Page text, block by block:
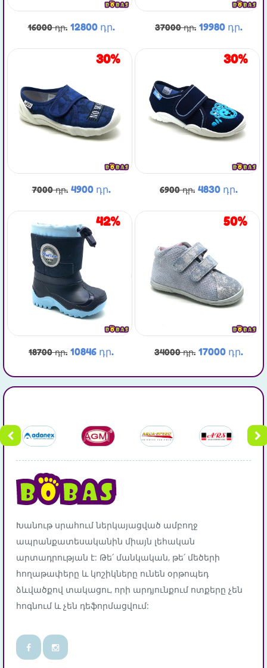
12800 դր.
16000 դր.
30%
4900 դր.
7000 դր.
42%
10846 դր.
18700 դր.
19980 դր.
37000 դր.
30%
4830 դր.
6900 դր.
50%
17000 դր.
34000 դր.
Խանութ սրահում ներկայացված ամբողջ
ապրանքատեսականին միայն լեհական
արտադրության է: Թե՛ մանկական, թե՛ մեծերի
հողաթափերը և կոշիկները ունեն օրթոպեդ
ձևվածքով տակացու, որի արդյունքում ոտքերը չեն
հոգնում և չեն դեֆորմացվում: